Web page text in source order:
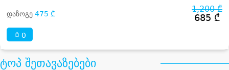
დაზოგე 475 ₾ 1,200 ₾
685 ₾
0
ტოპ შეთავაზებები